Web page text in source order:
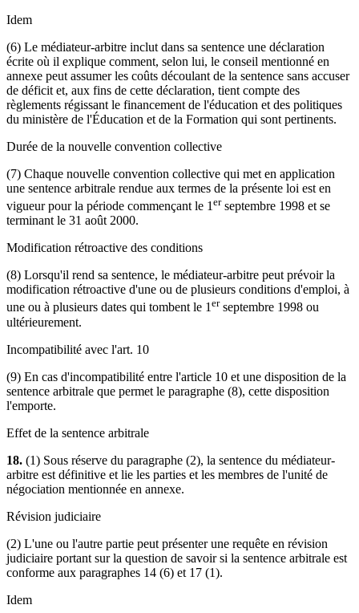
Idem
(6) Le médiateur-arbitre inclut dans sa sentence une déclaration
écrite où il explique comment, selon lui, le conseil mentionné en
annexe peut assumer les coûts découlant de la sentence sans accuser
de déficit et, aux fins de cette déclaration, tient compte des
règlements régissant le financement de l'éducation et des politiques
du ministère de l'Éducation et de la Formation qui sont pertinents.
Durée de la nouvelle convention collective
(7) Chaque nouvelle convention collective qui met en application
une sentence arbitrale rendue aux termes de la présente loi est en
vigueur pour la période commençant le 1 erseptembre 1998 et se
terminant le 31 août 2000.
Modification rétroactive des conditions
(8) Lorsqu'il rend sa sentence, le médiateur-arbitre peut prévoir la
modification rétroactive d'une ou de plusieurs conditions d'emploi, à
une ou à plusieurs dates qui tombent le 1erseptembre 1998 ou
ultérieurement.
Incompatibilité avec l'art. 10
(9) En cas d'incompatibilité entre l'article 10 et une disposition de la
sentence arbitrale que permet le paragraphe (8), cette disposition
l'emporte.
Effet de la sentence arbitrale
18. (1) Sous réserve du paragraphe (2), la sentence du médiateur-
arbitre est définitive et lie les parties et les membres de l'unité de
négociation mentionnée en annexe.
Révision judiciaire
(2) L'une ou l'autre partie peut présenter une requête en révision
judiciaire portant sur la question de savoir si la sentence arbitrale est
conforme aux paragraphes 14 (6) et 17 (1).
Idem